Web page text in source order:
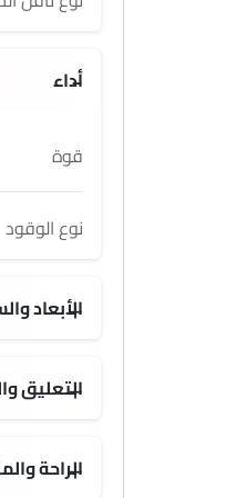
أداء
قوة
نوع الوقود
الأبعاد
التعليق
الراحة